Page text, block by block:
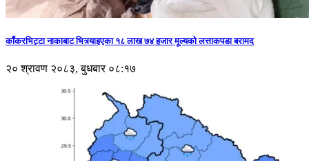
काँकरभिट्टा नाकाबाट भित्र्याइएका १८ लाख ७४ हजार मूल्यकाे लत्ताकपडा बरामद
२० श्रावण २०८३, बुधबार ०८:१७